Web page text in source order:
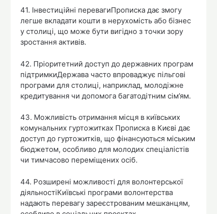
41. Інвестиційні перевагиПрописка дає змогу
легше вкладати кошти в нерухомість або бізнес
у столиці, що може бути вигідно з точки зору
зростання активів.
42. Пріоритетний доступ до державних програм
підтримкиДержава часто впроваджує пільгові
програми для столиці, наприклад, молодіжне
кредитування чи допомога багатодітним сім’ям.
43. Можливість отримання місця в київських
комунальних гуртожитках Прописка в Києві дає
доступ до гуртожитків, що фінансуються міським
бюджетом, особливо для молодих спеціалістів
чи тимчасово переміщених осіб.
44. Розширені можливості для волонтерської
діяльностіКиївські програми волонтерства
надають перевагу зареєстрованим мешканцям,